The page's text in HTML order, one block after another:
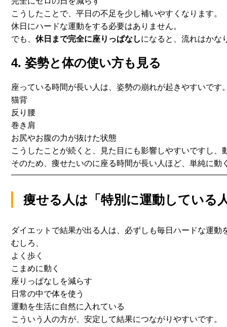
こうしたことで、平日の不足を少し補いやすくなります。
休日にハードな運動をする必要はありません。
でも、休日まで完全に座りっぱなしになると、流れはかな
4. 姿勢と体の使い方も見る
座っている時間が長い人は、姿勢の崩れが起きやすいです
猫背
反り腰
巻き肩
お尻やお腹の力が抜けた状態
こうしたことが続くと、見た目にも影響しやすいですし、
そのため、痩せたいのに座る時間が長い人ほど、単純に動
痩せる人は「特別に運動している
ダイエットで結果が出る人は、 必ずしも毎日ハードな運動
むしろ、
よく歩く
こまめに動く
座りっぱなしを減らす
日常の中で体を使う
運動を生活に自然に入れている
こういう人の方が、安定して結果につながりやすいです。